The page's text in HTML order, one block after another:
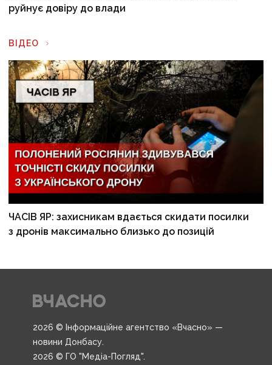
руйнує довіру до влади
ВІДЕО
ЧАСІВ ЯР: захисникам вдається скидати посилки
з дронів максимально близько до позицій
2026 © Інформаційне агентство «Вчасно» —
новини Донбасу.
2026 © ГО "Медіа-Погляд".